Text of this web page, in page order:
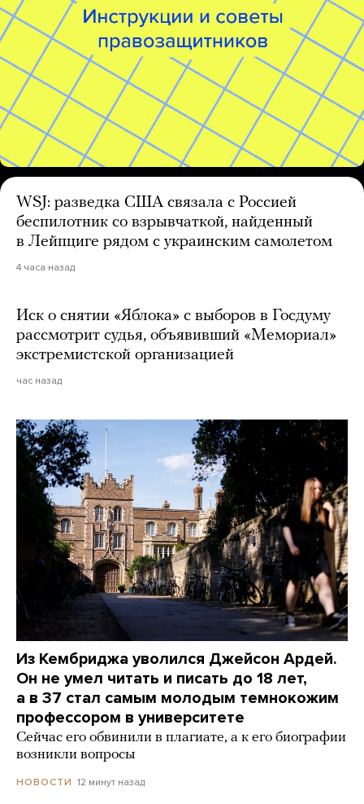
WSJ: разведка США связала с Россией
беспилотник со взрывчаткой, найденный
в Лейпциге рядом с украинским самолетом
4 часа назад
Иск о снятии «Яблока» с выборов в Госдуму
рассмотрит судья, объявивший «Мемориал»
экстремистской организацией
час назад
Из Кембриджа уволился Джейсон Ардей.
Он не умел читать и писать до 18 лет,
а в 37 стал самым молодым темнокожим
профессором в университете
Сейчас его обвинили в плагиате, а к его биографии
возникли вопросы
НОВОСТИ 12 минут назад